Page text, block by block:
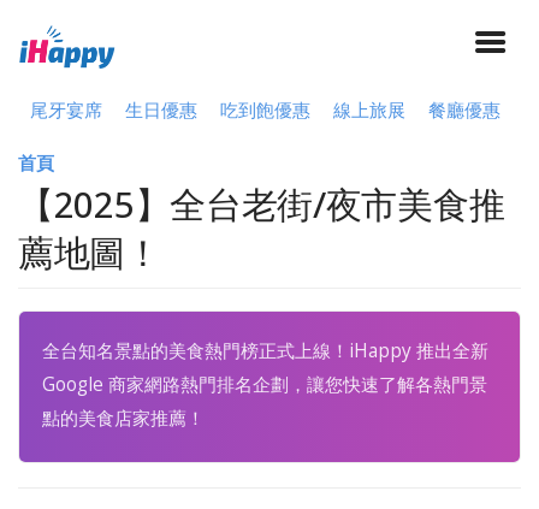
尾牙宴席 生日優惠 吃到飽優惠 線上旅展 餐廳優惠
首頁
【2025】全台老街/夜市美食推
薦地圖！
全台知名景點的美食熱門榜正式上線！iHappy 推出全新
Google 商家網路熱門排名企劃，讓您快速了解各熱門景
點的美食店家推薦！